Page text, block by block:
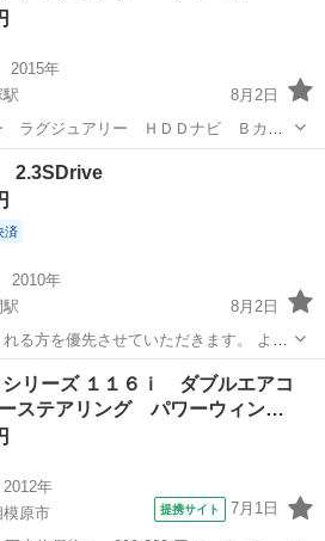
2015年
8月2日
ラグジュアリー ＨＤＤナビ Ｂカメ
コーナーセンサー スマートキ
ドライト プッシュエンジンスター
ートヒーター...
2.3SDrive
済
2010年
8月2日
る方を優先させていただきます。 よろ
ですがエンジン、ミッションはスムーズ
今年の6月にイグニッションコイルと
す。 ...
Z4
シリーズ １１６ｉ ダブルエアコ
ステアリング パワーウィン…
2012年
原市
提携サイト 7月1日